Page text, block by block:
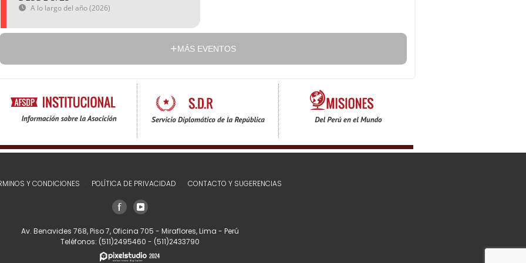
A lo largo del año (2026)
MÁS EVENTOS
Y CONDICIONES POLÍTICA DE PRIVACIDAD CONTACTO Y SUGERENCIAS
Av. Benavides 768, Piso 7, Oficina 705 - Miraflores, Lima - Perú
Teléfonos: (511)2495460 - (511)2433790